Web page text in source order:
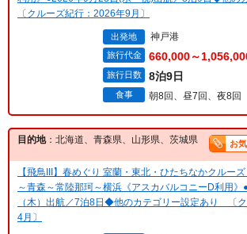
〔クルーズ紀行：2026年9月〕
出発地 神戸港
旅行代金 660,000～
旅行日数 8泊9日
食事 朝8回、昼7回、夜8回
目的地：北海道、青森県、山形県、茨城県 お
【飛鳥III】春めぐり 室蘭・東北・ひたちなかクルー
～青森～常陸那珂～横浜《アスカバルコニーD利用》
（木）出航／7泊8日◆他のカテゴリー設定あり 〔
4月〕